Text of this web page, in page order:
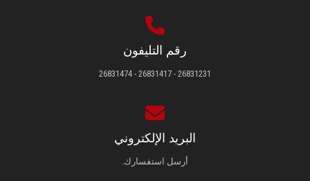
رقم التليفون
26831231 - 26831417 - 26831474
البريد الإلكتروني
أرسل استفسارك.